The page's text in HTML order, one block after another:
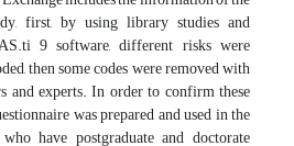
first, by using library studies and
9 software, different risks were
then some codes were removed with
and experts. In order to confirm these
was prepared and used in the
have postgraduate and doctorate